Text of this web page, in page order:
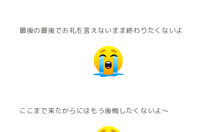
最後の最後でお礼を言えないまま終わりたくないよ
ここまで来たからにはもう後悔したくないよ〜